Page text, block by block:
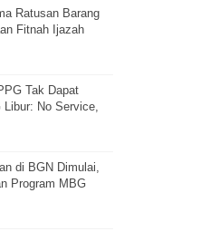
Ratusan Barang
Fitnah Ijazah
Tak Dapat
No Service,
di BGN Dimulai,
Program MBG